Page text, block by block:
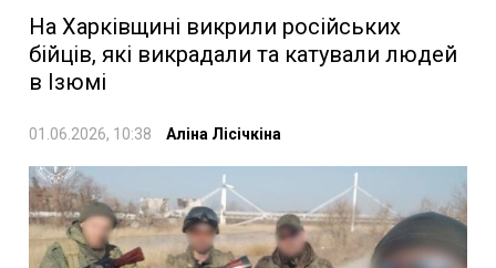
На Харківщині викрили російських
бійців, які викрадали та катували людей
в Ізюмі
01.06.2026, 10:38 Аліна Лісічкіна